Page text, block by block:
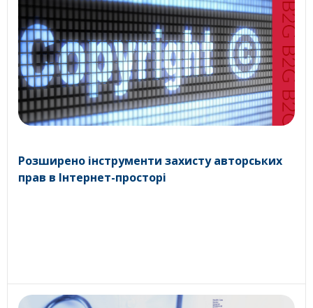
Розширено інструменти захисту авторських
прав в Інтернет-просторі